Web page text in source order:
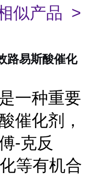
似产品 >
路易斯酸催化
一种重要
催化剂，
-克反
等有机合